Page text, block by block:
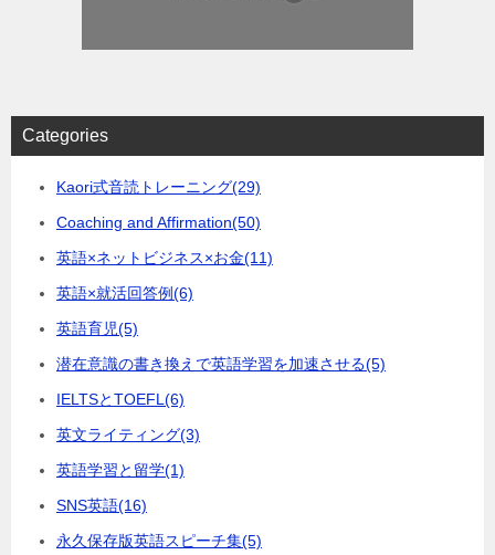
Categories
Kaori式音読トレーニング(29)
Coaching and Affirmation(50)
英語×ネットビジネス×お金(11)
英語×就活回答例(6)
英語育児(5)
潜在意識の書き換えで英語学習を加速させる(5)
IELTSとTOEFL (6)
英文ライティング(3)
英語学習と留学(1)
SNS英語(16)
永久保存版英語スピーチ集(5)